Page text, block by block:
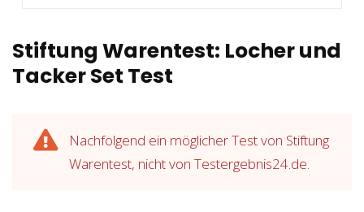
Stiftung Warentest: Locher und
Tacker Set Test
Nachfolgend ein möglicher Test von Stiftung
Warentest, nicht von Testergebnis24.de.